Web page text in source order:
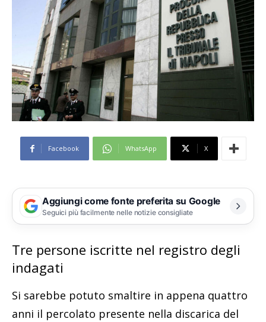
Facebook WhatsApp X
Aggiungi come fonte preferita su Google
Seguici più facilmente nelle notizie consigliate
Tre persone iscritte nel registro degli
indagati
Si sarebbe potuto smaltire in appena quattro
anni il percolato presente nella discarica del